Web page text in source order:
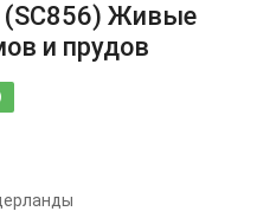
(SC856) Живые
и прудов